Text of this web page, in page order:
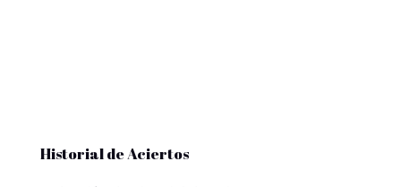
Historial de Aciertos